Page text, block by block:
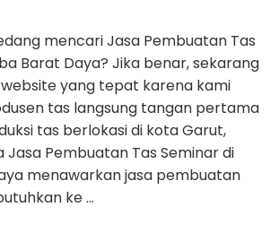
mencari Jasa Pembuatan Tas
Barat Daya? Jika benar, sekarang
yang tepat karena kami
tas langsung tangan pertama
tas berlokasi di kota Garut,
Jasa Pembuatan Tas Seminar di
menawarkan jasa pembuatan
ke …